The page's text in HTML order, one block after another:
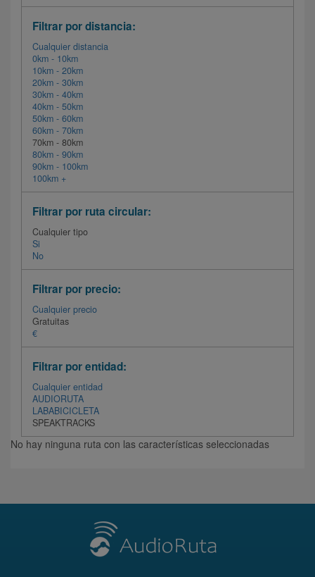
Filtrar por distancia:
Cualquier distancia
0km - 10km
10km - 20km
20km - 30km
30km - 40km
40km - 50km
50km - 60km
60km - 70km
70km - 80km
80km - 90km
90km - 100km
100km +
Filtrar por ruta circular:
Cualquier tipo
Si
No
Filtrar por precio:
Cualquier precio
Gratuitas
€
Filtrar por entidad:
Cualquier entidad
AUDIORUTA
LABABICICLETA
SPEAKTRACKS
No hay ninguna ruta con las características seleccionadas